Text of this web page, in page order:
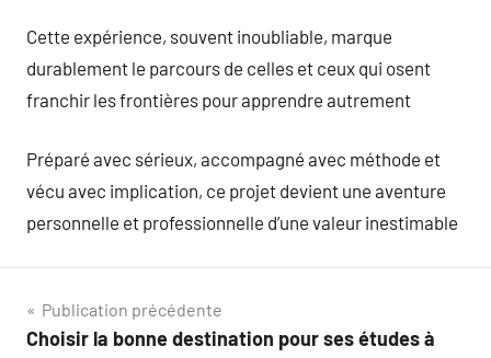
Cette expérience, souvent inoubliable, marque
durablement le parcours de celles et ceux qui osent
franchir les frontières pour apprendre autrement
Préparé avec sérieux, accompagné avec méthode et
vécu avec implication, ce projet devient une aventure
personnelle et professionnelle d’une valeur inestimable
Navigation
Publication précédente
Choisir la bonne destination pour ses études à